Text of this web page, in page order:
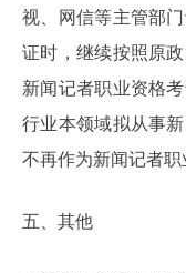
视、网信等主管部
证时，继续按照原
新闻记者职业资格
行业本领域拟从事
不再作为新闻记者
五、其他